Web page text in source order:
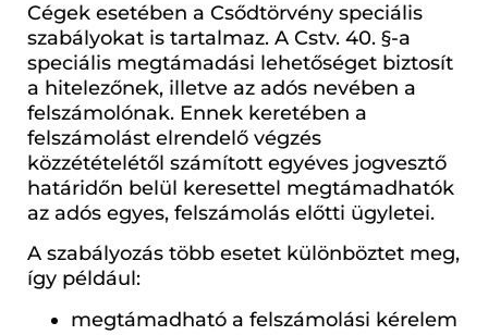
Cégek esetében a Csődtörvény speciális
szabályokat is tartalmaz. A Cstv. 40. §-a
speciális megtámadási lehetőséget biztosít
a hitelezőnek, illetve az adós nevében a
felszámolónak. Ennek keretében a
felszámolást elrendelő végzés
közzétételétől számított egyéves jogvesztő
határidőn belül keresettel megtámadhatók
az adós egyes, felszámolás előtti ügyletei.
A szabályozás több esetet különböztet meg,
így például:
megtámadható a felszámolási kérelem